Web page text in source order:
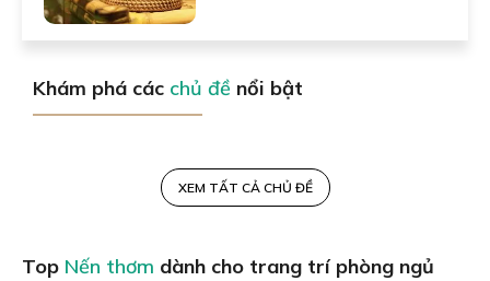
Khám phá các chủ đề nổi bật
XEM TẤT CẢ CHỦ ĐỀ
Top Nến thơm dành cho trang trí phòng ngủ